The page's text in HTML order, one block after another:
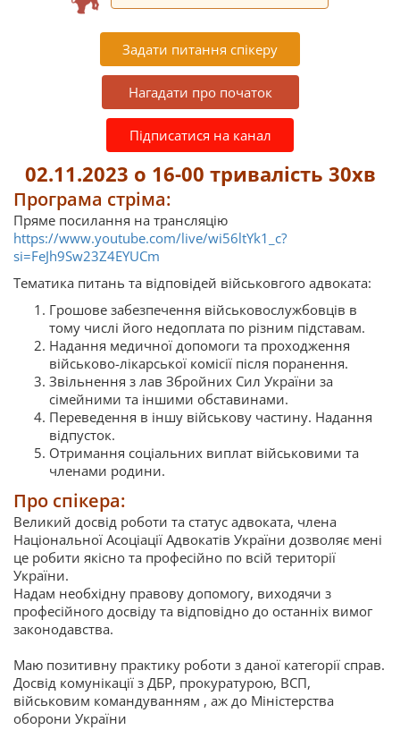
Задати питання спікеру
Нагадати про початок
Підписатися на канал
02.11.2023 о 16-00 тривалість 30хв
Програма стріма:
Пряме посилання на трансляцію
https://www.youtube.com/live/wi56ltYk1_c?
si=FeJh9Sw23Z4EYUCm
Тематика питань та відповідей військовгого адвоката:
Грошове забезпечення військовослужбовців в
тому числі його недоплата по різним підставам.
Надання медичної допомоги та проходження
військово-лікарської комісії після поранення.
Звільнення з лав Збройних Сил України за
сімейними та іншими обставинами.
Переведення в іншу військову частину. Надання
відпусток.
Отримання соціальних виплат військовими та
членами родини.
Про спікера:
Великий досвід роботи та статус адвоката, члена
Національної Асоціації Адвокатів України дозволяє мені
це робити якісно та професійно по всій території
України.
Надам необхідну правову допомогу, виходячи з
професійного досвіду та відповідно до останніх вимог
законодавства.
Маю позитивну практику роботи з даної категорії справ.
Досвід комунікації з ДБР, прокуратурою, ВСП,
військовим командуванням , аж до Міністерства
оборони України